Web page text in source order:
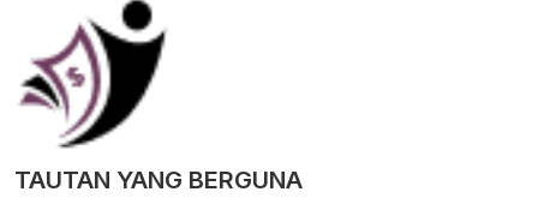
TAUTAN YANG BERGUNA